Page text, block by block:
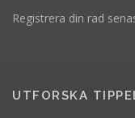
Registrera din rad
UTFORSKA